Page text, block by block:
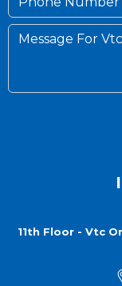
11th Floor - Vtc